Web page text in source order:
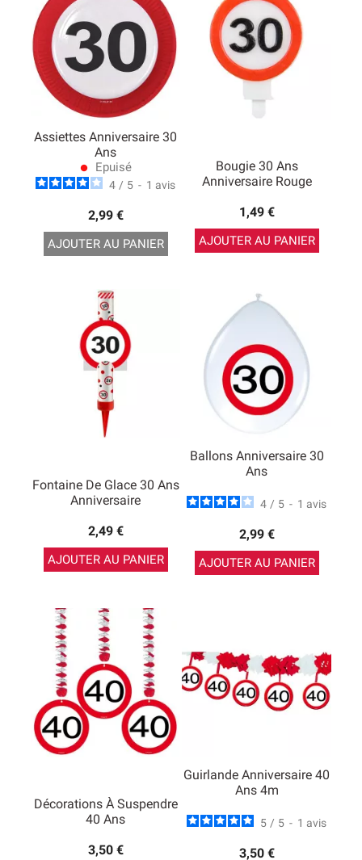
Assiettes Anniversaire 30
Ans
lens Epuisé
4 / 5 - 1 avis
2,99 €
AJOUTER AU PANIER
Bougie 30 Ans
Anniversaire Rouge
1,49 €
AJOUTER AU PANIER
Fontaine De Glace 30 Ans
Anniversaire
2,49 €
AJOUTER AU PANIER
Ballons Anniversaire 30
Ans
4 / 5 - 1 avis
2,99 €
AJOUTER AU PANIER
Décorations À Suspendre
40 Ans
3,50 €
Guirlande Anniversaire 40
Ans 4m
5 / 5 - 1 avis
3,50 €